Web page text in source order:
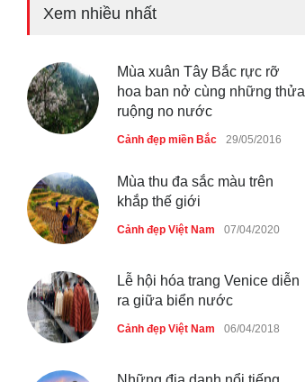
bờ hồ Hà Nội
Bán đảo Sơn Trà sẽ là khu
du lịch quốc gia
vệ sinh miễn phí
tiên qua cửa khẩu Móng Cái
Cảnh đẹp Việt Nam 24/04/2020
Xem nhiều nhất
Mùa xuân Tây Bắc rực rỡ
hoa ban nở cùng những thửa
ruộng no nước
Cảnh đẹp miền Bắc 29/05/2016
Mùa thu đa sắc màu trên
khắp thế giới
Cảnh đẹp Việt Nam 07/04/2020
Lễ hội hóa trang Venice diễn
ra giữa biển nước
Cảnh đẹp Việt Nam 06/04/2018